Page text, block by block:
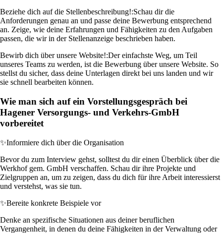
Beziehe dich auf die Stellenbeschreibung!:Schau dir die
Anforderungen genau an und passe deine Bewerbung entsprechend
an. Zeige, wie deine Erfahrungen und Fähigkeiten zu den Aufgaben
passen, die wir in der Stellenanzeige beschrieben haben.
Bewirb dich über unsere Website!:Der einfachste Weg, um Teil
unseres Teams zu werden, ist die Bewerbung über unsere Website. So
stellst du sicher, dass deine Unterlagen direkt bei uns landen und wir
sie schnell bearbeiten können.
Wie man sich auf ein Vorstellungsgespräch bei
Hagener Versorgungs- und Verkehrs-GmbH
vorbereitet
✨Informiere dich über die Organisation
Bevor du zum Interview gehst, solltest du dir einen Überblick über die
Werkhof gem. GmbH verschaffen. Schau dir ihre Projekte und
Zielgruppen an, um zu zeigen, dass du dich für ihre Arbeit interessierst
und verstehst, was sie tun.
✨Bereite konkrete Beispiele vor
Denke an spezifische Situationen aus deiner beruflichen
Vergangenheit, in denen du deine Fähigkeiten in der Verwaltung oder